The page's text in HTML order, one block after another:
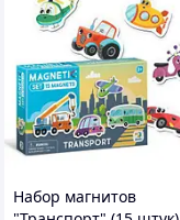
Набор магнитов